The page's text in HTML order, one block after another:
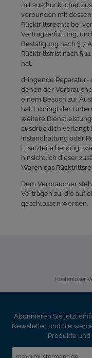
mit ausdrücklicher
verbunden mit
Rücktrittsrechts bei
Vertragserfüllung,
Bestätigung nach § 7
Rücktrittsfrist nach §
hat,
dringende Reparatur-
denen der
einem Besuch zur
hat. Erbringt der
weitere
ausdrücklich verlangt
Instandhaltung oder
Ersatzteile benötigt
hinsichtlich dieser
Waren das
Dem Verbraucher
Verträgen zu, die auf
geschlossen werden.
Kostenloser
Abonnieren Sie jetzt
Newsletter und Sie
Produkte